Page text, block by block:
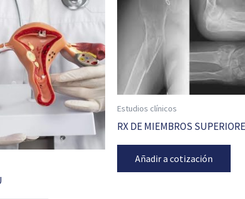
Estudios clínicos
RX DE MIEMBROS
Añadir a cotización